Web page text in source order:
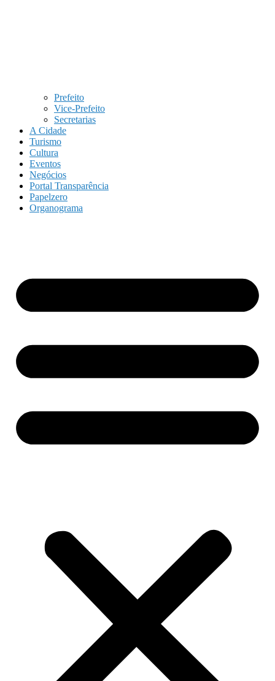
Prefeito
Vice-Prefeito
Secretarias
A Cidade
Turismo
Cultura
Eventos
Negócios
Portal Transparência
Papelzero
Organograma